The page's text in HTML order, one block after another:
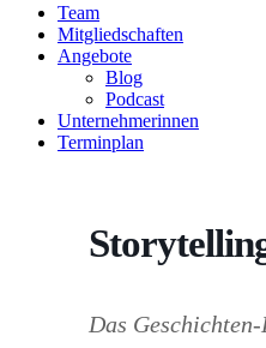
Team
Mitgliedschaften
Angebote
Blog
Podcast
Unternehmerinnen
Terminplan
Das